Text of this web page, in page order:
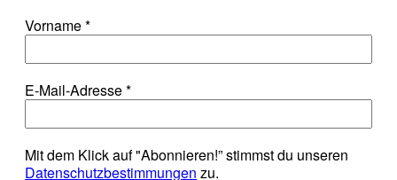
Vorname*
E-Mail-Adresse*
Mit dem Klick auf "Abonnieren!” stimmst du unseren
Datenschutzbestimmungen zu.